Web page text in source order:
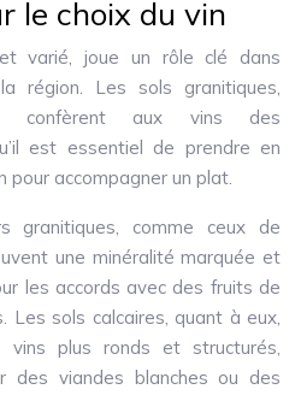
le choix du vin
varié, joue un rôle clé dans
région. Les sols granitiques,
confèrent aux vins des
est essentiel de prendre en
pour accompagner un plat.
granitiques, comme ceux de
une minéralité marquée et
les accords avec des fruits de
Les sols calcaires, quant à eux,
vins plus ronds et structurés,
des viandes blanches ou des